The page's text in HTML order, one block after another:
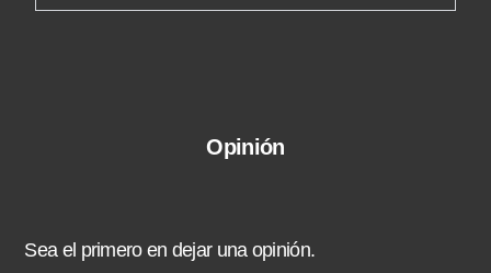
Opinión
Sea el primero en dejar una opinión.